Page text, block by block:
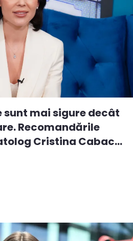
mai sigure decât
Recomandările
Cristina Cabac